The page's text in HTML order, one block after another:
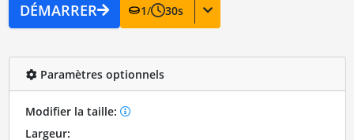
DÉMARRER 1/ 30s
Paramètres optionnels
Modifier la taille:
Largeur: